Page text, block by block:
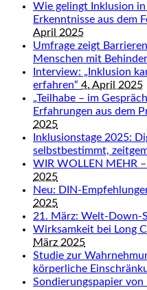
Wie gelingt Inklusion
Erkenntnisse aus dem
April 2025
Umfrage zeigt
Menschen mit
Interview: „Inklusion
erfahren“ 4. April 2025
„Teilhabe – im
Erfahrungen aus dem
2025
Inklusionstage 2025:
selbstbestimmt,
WIR WOLLEN MEHR
2025
Neu: DIN-
2025
21. März: Welt-Down-
Wirksamkeit bei Long
März 2025
Studie zur
körperliche
Sondierungspapier